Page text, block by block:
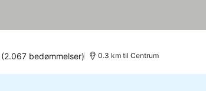
(2.067 bedømmelser) 0.3 km til Centrum